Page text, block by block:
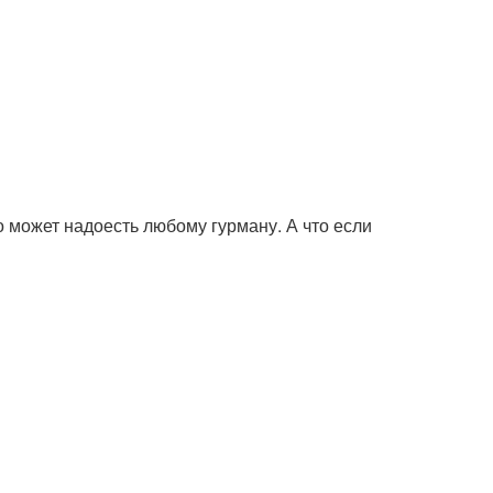
надоесть любому гурману. А что если